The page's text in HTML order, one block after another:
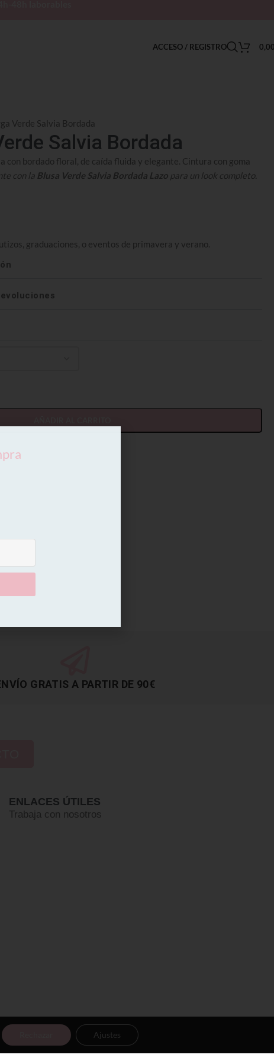
ACCESO / REGISTRO
Verde Salvia Bordada
Salvia Bordada
con bordado floral, de caída fluida y elegante. Cintura con goma
con la Blusa Verde Salvia Bordada Lazo para un look completo.
graduaciones, o eventos de primavera y verano.
GRATIS A PARTIR DE 90€
ENLACES ÚTILES
Trabaja con nosotros
Ajustes